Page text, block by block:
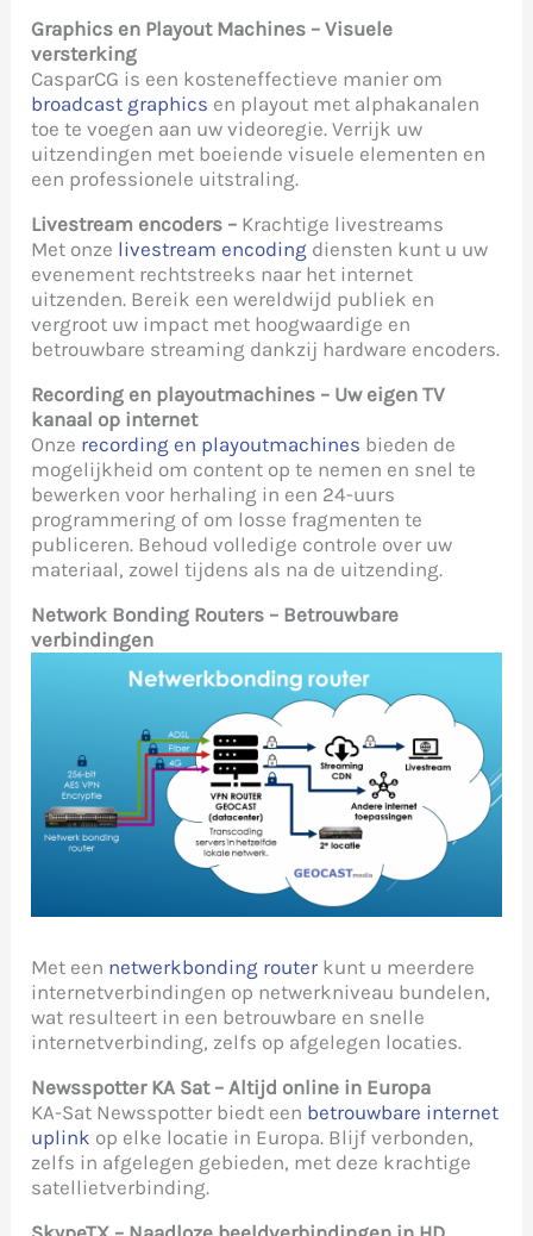
Graphics en Playout Machines – Visuele
versterking
CasparCG is een kosteneffectieve manier om
broadcast graphics en playout met alphakanalen
toe te voegen aan uw videoregie. Verrijk uw
uitzendingen met boeiende visuele elementen en
een professionele uitstraling.
Livestream encoders – Krachtige livestreams
Met onze livestream encoding diensten kunt u uw
evenement rechtstreeks naar het internet
uitzenden. Bereik een wereldwijd publiek en
vergroot uw impact met hoogwaardige en
betrouwbare streaming dankzij hardware encoders.
Recording en playoutmachines – Uw eigen TV
kanaal op internet
Onze recording en playoutmachines bieden de
mogelijkheid om content op te nemen en snel te
bewerken voor herhaling in een 24-uurs
programmering of om losse fragmenten te
publiceren. Behoud volledige controle over uw
materiaal, zowel tijdens als na de uitzending.
Network Bonding Routers – Betrouwbare
verbindingen
Met een netwerkbonding router kunt u meerdere
internetverbindingen op netwerkniveau bundelen,
wat resulteert in een betrouwbare en snelle
internetverbinding, zelfs op afgelegen locaties.
Newsspotter KA Sat – Altijd online in Europa
KA-Sat Newsspotter biedt een betrouwbare internet
uplink op elke locatie in Europa. Blijf verbonden,
zelfs in afgelegen gebieden, met deze krachtige
satellietverbinding.